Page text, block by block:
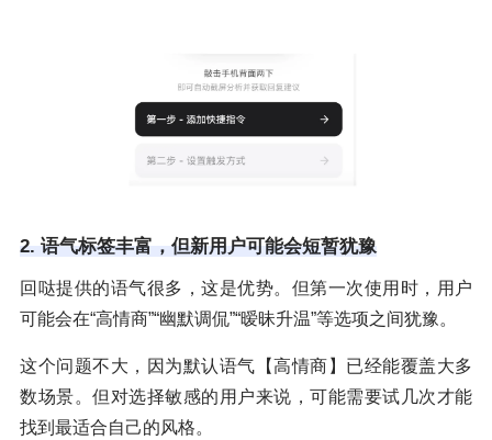
2. 语气标签丰富，但新用户可能会短暂犹豫
回哒提供的语气很多，这是优势。但第一次使用时，用户
可能会在“高情商”“幽默调侃”“暧昧升温”等选项之间犹豫。
这个问题不大，因为默认语气【高情商】已经能覆盖大多
数场景。但对选择敏感的用户来说，可能需要试几次才能
找到最适合自己的风格。